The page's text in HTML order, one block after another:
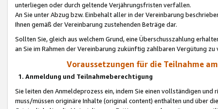
unterliegen oder durch geltende Verjährungsfristen verfallen.
An Sie unter Abzug bzw. Einbehalt aller in der Vereinbarung
Ihnen gemäß der Vereinbarung zustehenden Beträge dar.
Sollten Sie, gleich aus welchem Grund, eine Überschusszahlung
an Sie im Rahmen der Vereinbarung zukünftig zahlbaren Vergütung zu
Voraussetzungen für die Teilnahme
1. Anmeldung und Teilnahmeberechtigung
Sie leiten den Anmeldeprozess ein, indem Sie einen vollständigen
muss/müssen originäre Inhalte (original content) enthalten und über